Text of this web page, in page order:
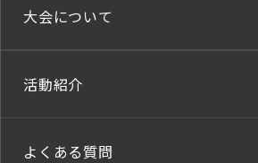
大会について
活動紹介
よくある質問